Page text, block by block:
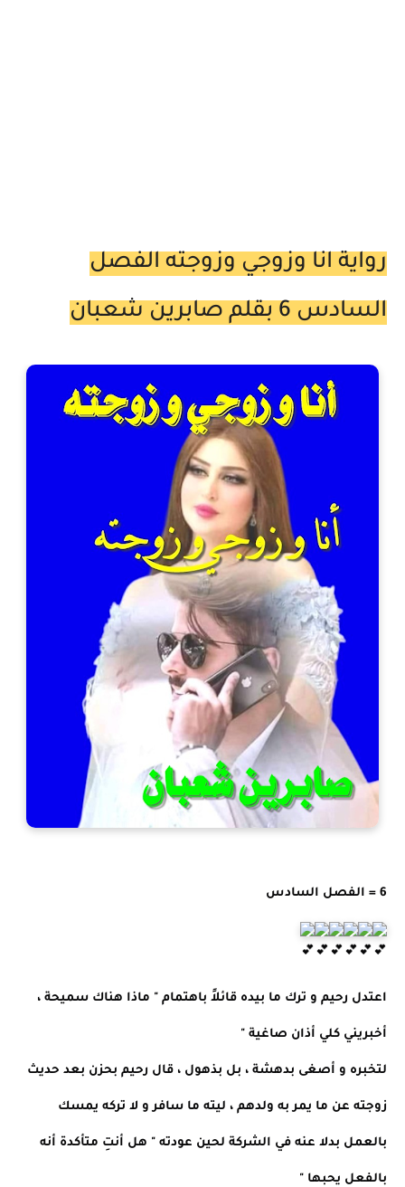
رواية انا وزوجي وزوجته الفصل
السادس 6 بقلم صابرين شعبان
6 = الفصل السادس
اعتدل رحيم و ترك ما بيده قائلاً باهتمام " ماذا هناك سميحة ،
أخبريني كلي أذان صاغية "
لتخبره و أصغى بدهشة ، بل بذهول ، قال رحيم بحزن بعد حديث
زوجته عن ما يمر به ولدهم ، ليته ما سافر و لا تركه يمسك
بالعمل بدلا عنه في الشركة لحين عودته " هل أنتِ متأكدة أنه
بالفعل يحبها "